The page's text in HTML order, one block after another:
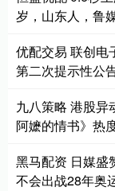
岁，山东人，鲁
优配交易 联创电
第二次提示性公
九八策略 港股异
阿嬷的情书》热
黑马配资 日媒盛
不会出战28年奥